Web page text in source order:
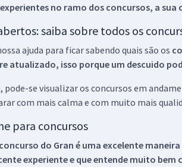
no ramo dos concursos, a sua
saiba sobre todos os
ajuda para ficar sabendo quais são os
atualizado, isso porque um descuido
pode-se visualizar os concursos em
com mais calma e com muito mais
para concursos
do Gran é uma excelente
experiente e que entende muito